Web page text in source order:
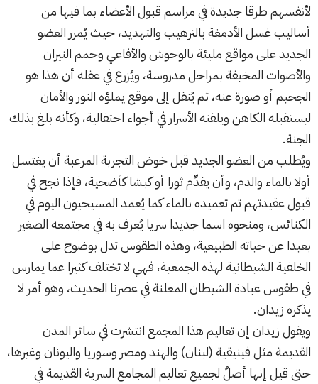
لأنفسهم طرقا جديدة في مراسم قبول الأعضاء بما فيها من
أساليب غسل الأدمغة بالترهيب والتهديد، حيث يُمرر العضو
الجديد على مواقع مليئة بالوحوش والأفاعي وحمم النيران
والأصوات المخيفة بمراحل مدروسة، ويُزرع في عقله أن هذا هو
الجحيم أو صورة عنه، ثم يُنقل إلى موقع يملؤه النور والأمان
ليستقبله الكاهن ويلقنه الأسرار في أجواء احتفالية، وكأنه بلغ بذلك
الجنة.
ويُطلب من العضو الجديد قبل خوض التجربة المرعبة أن يغتسل
أولا بالماء والدم، وأن يقدِّم ثورا أو كبشا كأضحية، فإذا نجح في
قبول عقيدتهم تم تعميده بالماء كما يُعمد المسيحيون اليوم في
الكنائس، ومنحوه اسما جديدا سريا يُعرف به في مجتمعه الصغير
بعيدا عن حياته الطبيعية، وهذه الطقوس تدل بوضوح على
الخلفية الشيطانية لهذه الجمعية، فهي لا تختلف كثيرا عما يمارس
في طقوس عبادة الشيطان المعلنة في عصرنا الحديث، وهو أمر لا
يذكره زيدان.
ويقول زيدان إن تعاليم هذا المجمع انتشرت في سائر المدن
القديمة مثل فينيقية (لبنان) والهند ومصر وسوريا واليونان وغيرها،
حتى قيل إنها أصلٌ لجميع تعاليم المجامع السرية القديمة في